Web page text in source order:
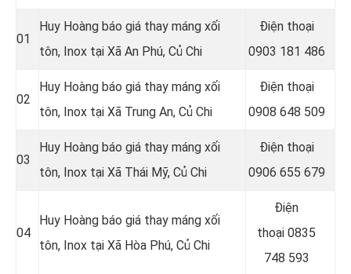
01
Huy Hoàng báo giá thay máng xối
tôn, Inox tại Xã An Phú, Củ Chi
Điện thoại
0903 181 486
02
Huy Hoàng báo giá thay máng xối
tôn, Inox tại Xã Trung An, Củ Chi
Điện thoại
0908 648 509
03
Huy Hoàng báo giá thay máng xối
tôn, Inox tại Xã Thái Mỹ, Củ Chi
Điện thoại
0906 655 679
04
Huy Hoàng báo giá thay máng xối
tôn, Inox tại Xã Hòa Phú, Củ Chi
Điện
thoại 0835
748 593